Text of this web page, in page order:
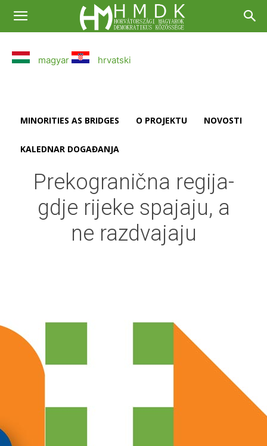
magyar hrvatski
MINORITIES AS BRIDGES O PROJEKTU NOVOSTI
KALEDNAR DOGAĐANJA
Prekogranična regija-
gdje rijeke spajaju, a
ne razdvajaju